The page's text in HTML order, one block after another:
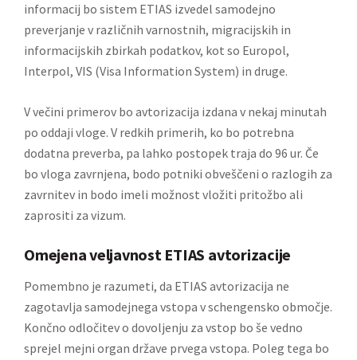
informacij bo sistem ETIAS izvedel samodejno
preverjanje v različnih varnostnih, migracijskih in
informacijskih zbirkah podatkov, kot so Europol,
Interpol, VIS (Visa Information System) in druge.
V večini primerov bo avtorizacija izdana v nekaj minutah
po oddaji vloge. V redkih primerih, ko bo potrebna
dodatna preverba, pa lahko postopek traja do 96 ur. Če
bo vloga zavrnjena, bodo potniki obveščeni o razlogih za
zavrnitev in bodo imeli možnost vložiti pritožbo ali
zaprositi za vizum.
Omejena veljavnost ETIAS avtorizacije
Pomembno je razumeti, da ETIAS avtorizacija ne
zagotavlja samodejnega vstopa v schengensko območje.
Končno odločitev o dovoljenju za vstop bo še vedno
sprejel mejni organ države prvega vstopa. Poleg tega bo